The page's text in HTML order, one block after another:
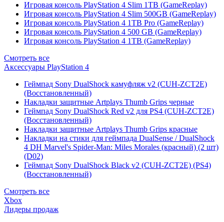
Игровая консоль PlayStation 4 Slim 1TB (GameReplay)
Игровая консоль PlayStation 4 Slim 500GB (GameReplay)
Игровая консоль PlayStation 4 1TB Pro (GameReplay)
Игровая консоль PlayStation 4 500 GB (GameReplay)
Игровая консоль PlayStation 4 1TB (GameReplay)
Смотреть все
Аксессуары PlayStation 4
Геймпад Sony DualShock камуфляж v2 (CUH-ZCT2E)
(Восстановленный)
Накладки защитные Artplays Thumb Grips черные
Геймпад Sony DualShock Red v2 для PS4 (CUH-ZCT2E)
(Восстановленный)
Накладки защитные Artplays Thumb Grips красные
Накладки на стики для геймпада DualSense / DualShock
4 DH Marvel's Spider-Man: Miles Morales (красный) (2 шт)
(D02)
Геймпад Sony DualShock Black v2 (CUH-ZCT2E) (PS4)
(Восстановленный)
Смотреть все
Xbox
Лидеры продаж